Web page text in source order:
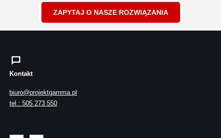
ZAPYTAJ O NASZE ROZWIĄZANIA
Kontakt
biuro@projektgamma.pl
tel.: 505 273 550